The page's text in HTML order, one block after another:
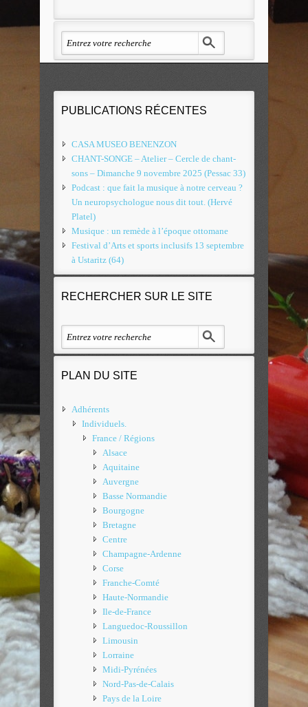
PUBLICATIONS RÉCENTES
CASA MUSEO BENENZON
CHANT-SONGE – Atelier – Cercle de chant-
sons – Dimanche 9 novembre 2025 (Pessac 33)
Podcast : que fait la musique à notre cerveau ?
Un neuropsychologue nous dit tout. (Hervé
Platel)
Musique : un remède à l’époque ottomane
Festival d’Arts et sports inclusifs 13 septembre
à Ustaritz (64)
RECHERCHER SUR LE SITE
PLAN DU SITE
Adhérents
Individuels.
France / Régions
Alsace
Aquitaine
Auvergne
Basse Normandie
Bourgogne
Bretagne
Centre
Champagne-Ardenne
Corse
Franche-Comté
Haute-Normandie
Ile-de-France
Languedoc-Roussillon
Limousin
Lorraine
Midi-Pyrénées
Nord-Pas-de-Calais
Pays de la Loire